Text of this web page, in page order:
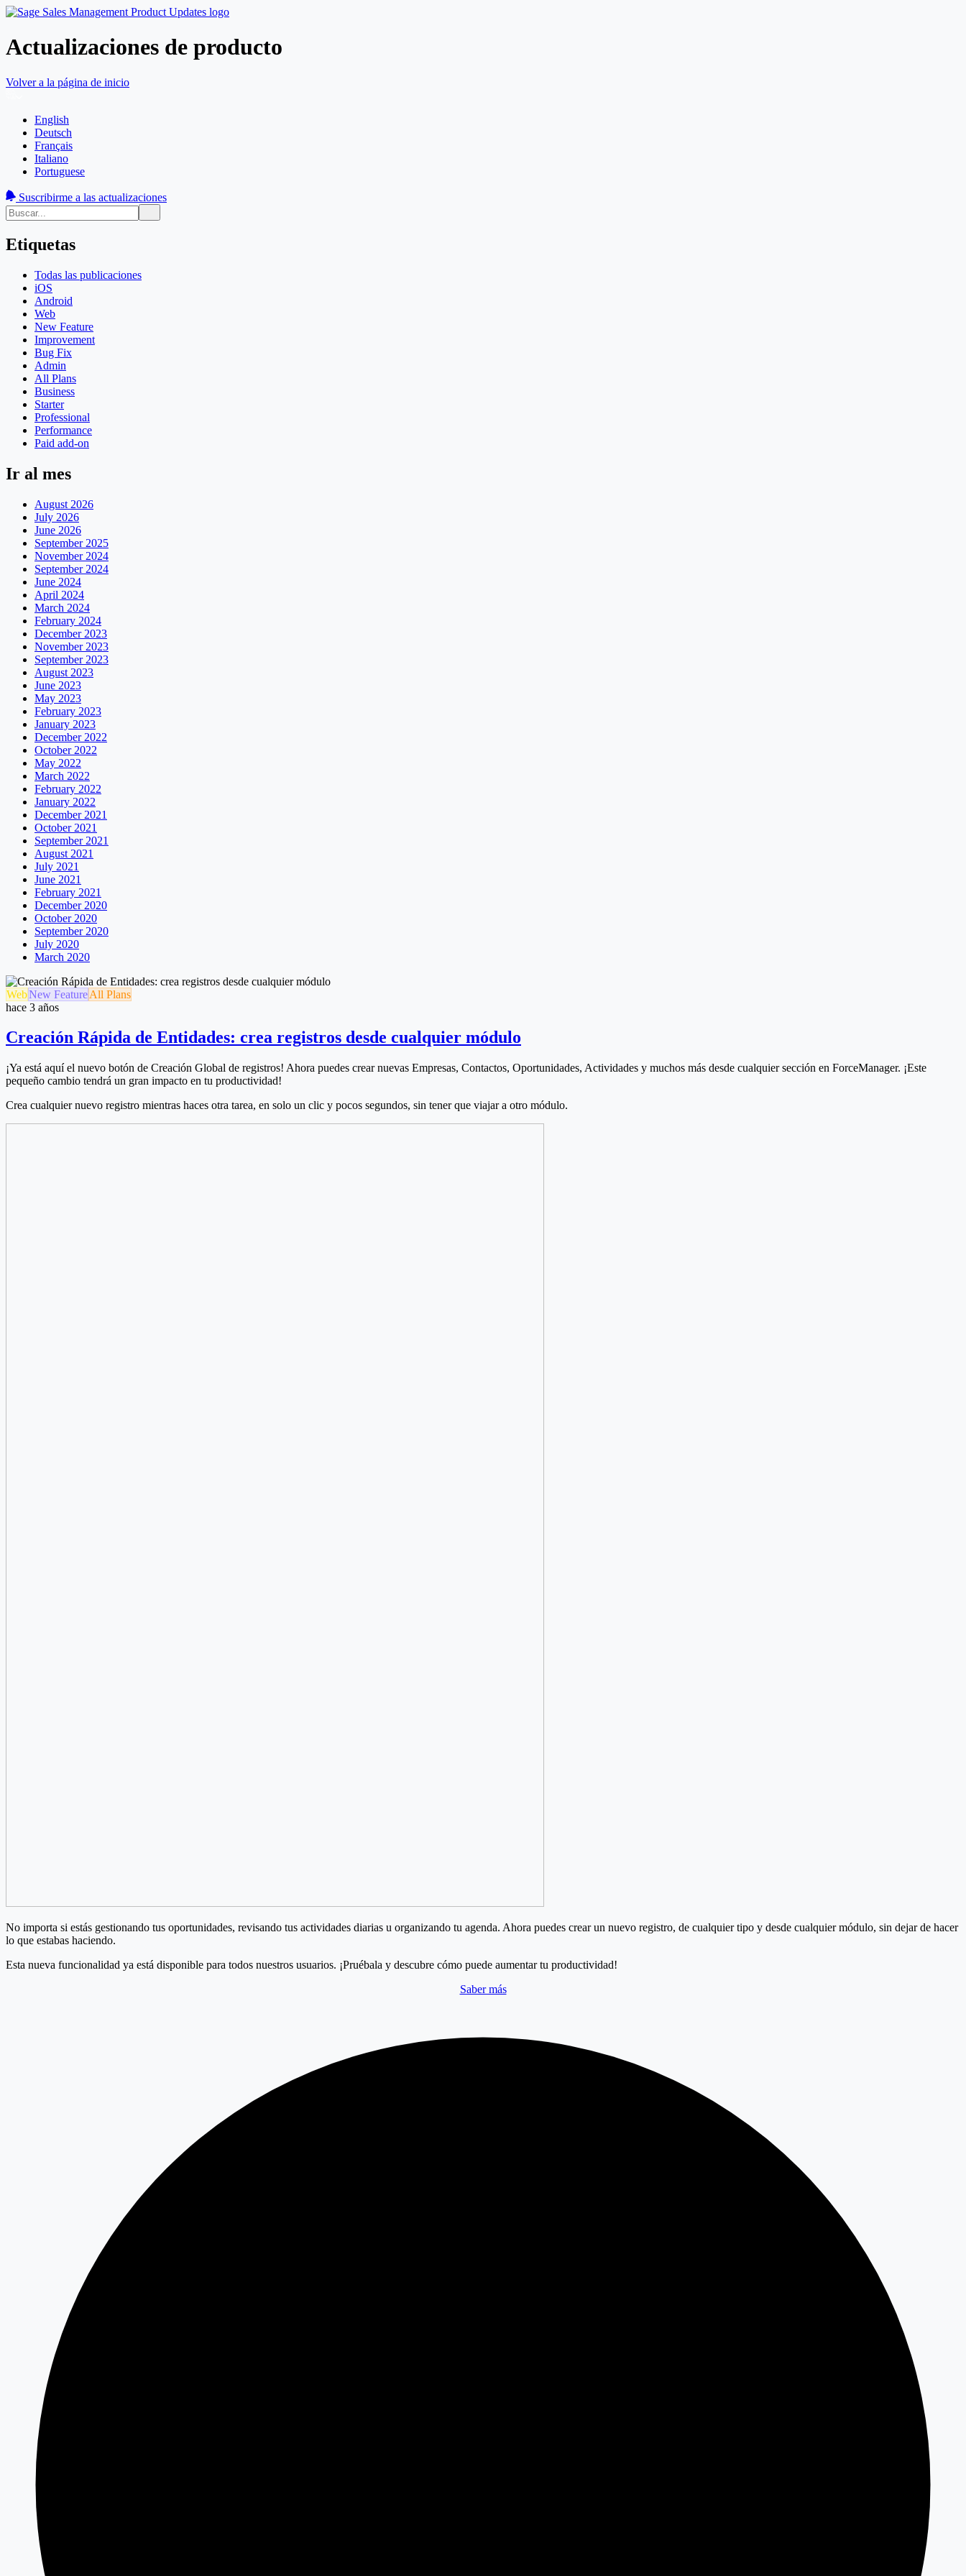
Actualizaciones de producto
Volver a la página de inicio
English
Deutsch
Français
Italiano
Portuguese
Suscribirme a las actualizaciones
Etiquetas
Todas las publicaciones
iOS
Android
Web
New Feature
Improvement
Bug Fix
Admin
All Plans
Business
Starter
Professional
Performance
Paid add-on
Ir al mes
August 2026
July 2026
June 2026
September 2025
November 2024
September 2024
June 2024
April 2024
March 2024
February 2024
December 2023
November 2023
September 2023
August 2023
June 2023
May 2023
February 2023
January 2023
December 2022
October 2022
May 2022
March 2022
February 2022
January 2022
December 2021
October 2021
September 2021
August 2021
July 2021
June 2021
February 2021
December 2020
October 2020
September 2020
July 2020
March 2020
WebNew FeatureAll Plans
hace 3 años
Creación Rápida de Entidades: crea registros desde cualquier módulo
¡Ya está aquí el nuevo botón de Creación Global de registros! Ahora puedes crear nuevas Empresas, Contactos, Oportunidades, Actividades y muchos más desde cualquier sección en ForceManager. ¡Este
pequeño cambio tendrá un gran impacto en tu productividad!
Crea cualquier nuevo registro mientras haces otra tarea, en solo un clic y pocos segundos, sin tener que viajar a otro módulo.
No importa si estás gestionando tus oportunidades, revisando tus actividades diarias u organizando tu agenda. Ahora puedes crear un nuevo registro, de cualquier tipo y desde cualquier módulo, sin dejar de hacer
lo que estabas haciendo.
Esta nueva funcionalidad ya está disponible para todos nuestros usuarios. ¡Pruébala y descubre cómo puede aumentar tu productividad!
Saber más